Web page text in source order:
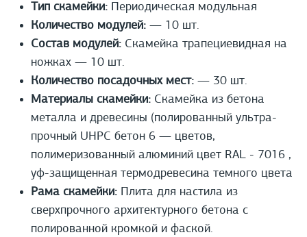
Тип скамейки: Периодическая модульная
Количество модулей: — 10 шт.
Состав модулей: Скамейка трапециевидная на
ножках — 10 шт.
Количество посадочных мест: — 30 шт.
Материалы скамейки: Скамейка из бетона
металла и древесины (полированный ультра-
прочный UHPС бетон 6 — цветов,
полимеризованный алюминий цвет RAL - 7016 ,
уф-защищенная термодревесина темного цвета
Рама скамейки: Плита для настила из
сверхпрочного архитектурного бетона с
полированной кромкой и фаской.